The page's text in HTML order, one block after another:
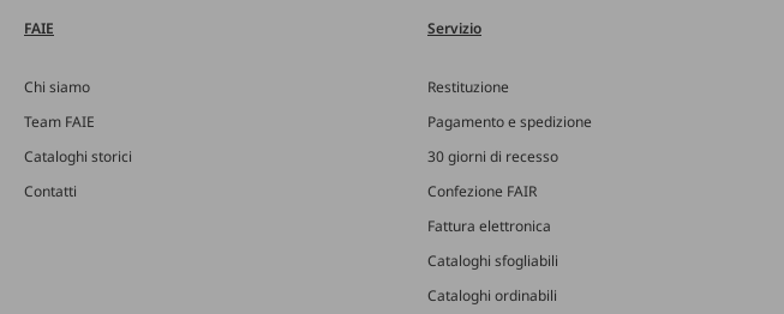
FAIE
Chi siamo
Team FAIE
Cataloghi storici
Contatti
Servizio
Restituzione
Pagamento e spedizione
30 giorni di recesso
Confezione FAIR
Fattura elettronica
Cataloghi sfogliabili
Cataloghi ordinabili